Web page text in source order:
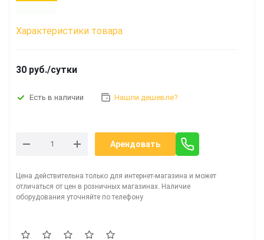
Характеристики товара
30 руб./сутки
Есть в наличии Нашли дешевле?
Арендовать
Цена действительна только для интернет-магазина и может
отличаться от цен в розничных магазинах. Наличие
оборудования уточняйте по телефону